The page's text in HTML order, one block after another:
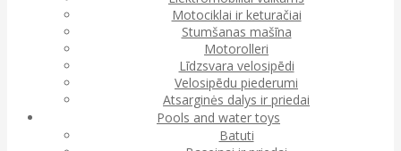
Motociklai ir keturačiai
Stumšanas mašīna
Motorolleri
Līdzsvara velosipēdi
Velosipēdu piederumi
Atsarginės dalys ir priedai
Pools and water toys
Batuti